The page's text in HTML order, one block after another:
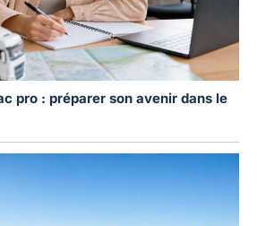
pro : préparer son avenir dans le